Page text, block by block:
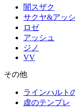
闇スザク
サクヤ&アッ
ロゼ
アッシュ
ジノ
VV
その他
ラインハルト
虚のテンプレ